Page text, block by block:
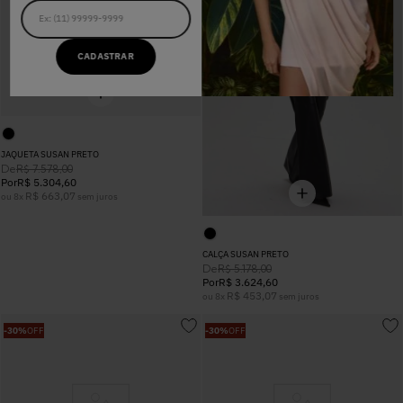
CADASTRAR
JAQUETA SUSAN PRETO
DeR$ 7.578,00
PorR$ 5.304,60
ou 8 x R$ 663,07 sem juros
CALÇA SUSAN PRETO
DeR$ 5.178,00
PorR$ 3.624,60
ou 8 x R$ 453,07 sem juros
-30%OFF -30%OFF